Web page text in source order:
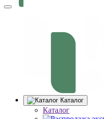
Каталог
Каталог